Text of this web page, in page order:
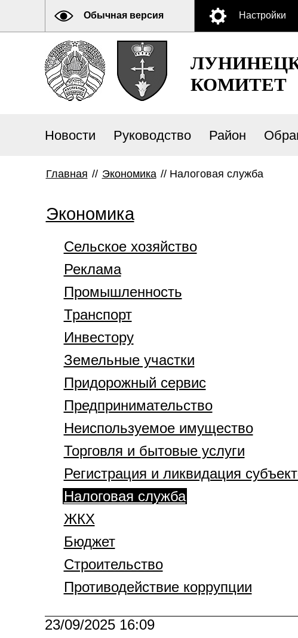
Обычная версия Настройки
КОМИТЕТ
Новости Руководство Район
Главная // Экономика // Налоговая служба
Экономика
Сельское хозяйство
Реклама
Промышленность
Транспорт
Инвестору
Земельные участки
Придорожный сервис
Предпринимательство
Неиспользуемое имущество
Торговля и бытовые услуги
Регистрация и ликвидация
Налоговая служба
ЖКХ
Бюджет
Строительство
Противодействие коррупции
23/09/2025 16:09